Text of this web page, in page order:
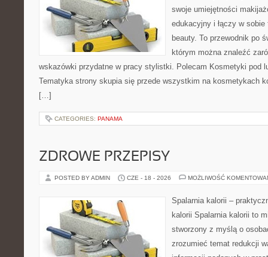
swoje umiejętności
edukacyjny i łączy w
beauty. To przewodnik po
którym można znaleźć
wskazówki przydatne w pracy stylistki. Polecam Kosmetyki pod
Tematyka strony skupia się przede wszystkim na kosmetykach
[…]
CATEGORIES: PANAMA
ZDROWE PRZEPISY
POSTED BY ADMIN CZE - 18 - 2026 MOŻLIWOŚĆ
Spalarnia kalorii –
kalorii Spalarnia kalorii to
stworzony z myślą o
zrozumieć temat redukcji